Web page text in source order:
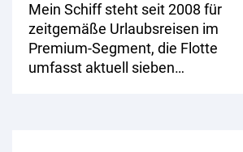
Mein Schiff steht seit 2008 für
zeitgemäße Urlaubsreisen im
Premium-Segment, die Flotte
umfasst aktuell sieben…